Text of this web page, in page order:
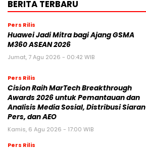
BERITA TERBARU
Pers Rilis
Huawei Jadi Mitra bagi Ajang GSMA
M360 ASEAN 2026
Jumat, 7 Agu 2026 - 00:42 WIB
Pers Rilis
Cision Raih MarTech Breakthrough
Awards 2026 untuk Pemantauan dan
Analisis Media Sosial, Distribusi Siaran
Pers, dan AEO
Kamis, 6 Agu 2026 - 17:00 WIB
Pers Rilis